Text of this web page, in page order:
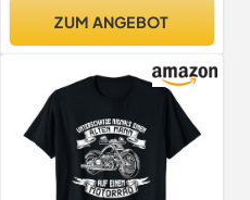
ZUM ANGEBOT